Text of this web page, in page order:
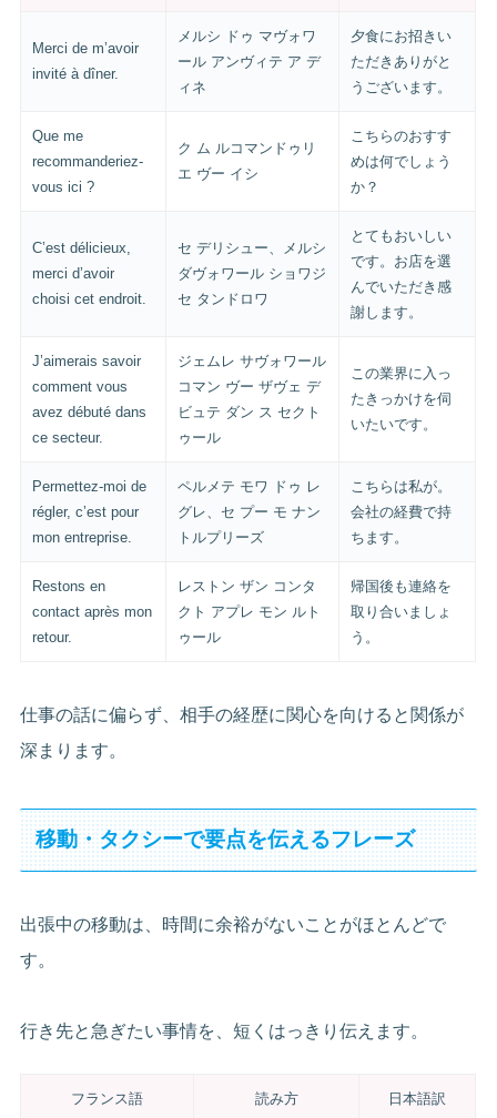
Merci de m’avoir
invité à dîner.
メルシ ドゥ マヴォワ
ール アンヴィテ ア デ
ィネ
夕食にお招きい
ただきありがと
うございます。
Que me
recommanderiez-
vous ici ?
ク ム ルコマンドゥリ
エ ヴー イシ
こちらのおすす
めは何でしょう
か？
C’est délicieux,
merci d’avoir
choisi cet endroit.
セ デリシュー、メルシ
ダヴォワール ショワジ
セ タンドロワ
とてもおいしい
です。お店を選
んでいただき感
謝します。
J’aimerais savoir
comment vous
avez débuté dans
ce secteur.
ジェムレ サヴォワール
コマン ヴー ザヴェ デ
ビュテ ダン ス セクト
ゥール
この業界に入っ
たきっかけを伺
いたいです。
Permettez-moi de
régler, c’est pour
mon entreprise.
ペルメテ モワ ドゥ レ
グレ、セ プー モ ナン
トルプリーズ
こちらは私が。
会社の経費で持
ちます。
Restons en
contact après mon
retour.
レストン ザン コンタ
クト アプレ モン ルト
ゥール
帰国後も連絡を
取り合いましょ
う。
仕事の話に偏らず、相手の経歴に関心を向けると関係が
深まります。
移動・タクシーで要点を伝えるフレーズ
出張中の移動は、時間に余裕がないことがほとんどで
す。
行き先と急ぎたい事情を、短くはっきり伝えます。
フランス語 読み方 日本語訳